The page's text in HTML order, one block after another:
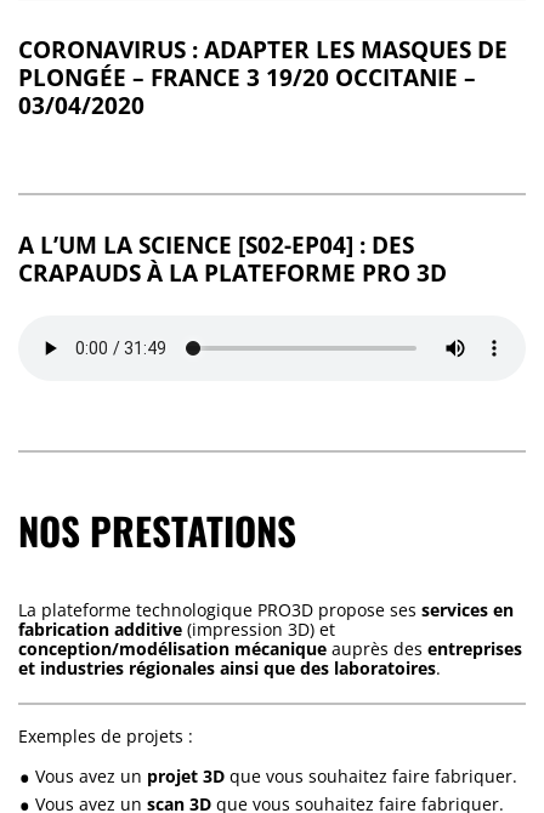
CORONAVIRUS : ADAPTER LES MASQUES DE
PLONGÉE – FRANCE 3 19/20 OCCITANIE –
03/04/2020
A L’UM LA SCIENCE [S02-EP04] : DES
CRAPAUDS À LA PLATEFORME PRO 3D
NOS PRESTATIONS
La plateforme technologique PRO3D propose ses services en
fabrication additive (impression 3D) et
conception/modélisation mécanique auprès des entreprises
et industries régionales ainsi que des laboratoires.
Exemples de projets :
Vous avez un projet 3D que vous souhaitez faire fabriquer.
Vous avez un scan 3D que vous souhaitez faire fabriquer.